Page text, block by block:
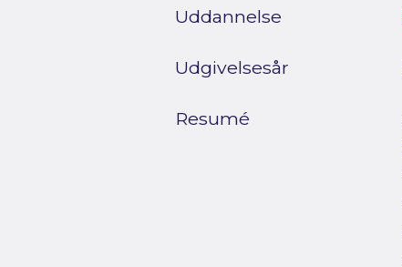
Uddannelse
Udgivelsesår
Resumé